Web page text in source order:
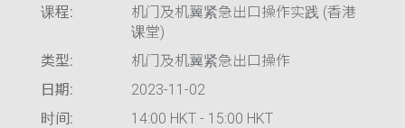
课程:
机门及机翼紧急出口操作实践 (香港
课堂)
类型:
机门及机翼紧急出口操作
日期:
2023-11-02
时间:
14:00 HKT - 15:00 HKT